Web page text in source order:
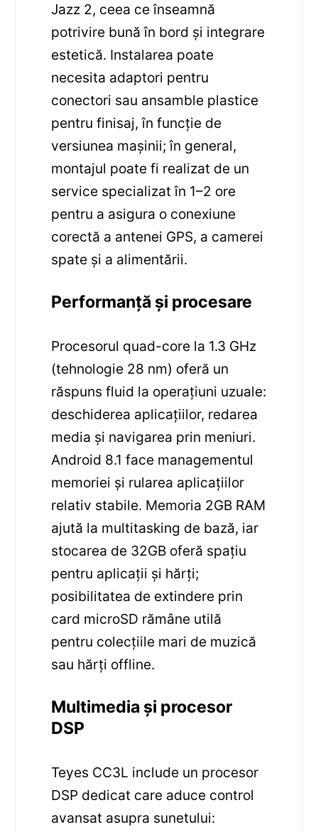
Jazz 2, ceea ce înseamnă
potrivire bună în bord și integrare
estetică. Instalarea poate
necesita adaptori pentru
conectori sau ansamble plastice
pentru finisaj, în funcție de
versiunea mașinii; în general,
montajul poate fi realizat de un
service specializat în 1–2 ore
pentru a asigura o conexiune
corectă a antenei GPS, a camerei
spate și a alimentării.
Performanță și procesare
Procesorul quad-core la 1.3 GHz
(tehnologie 28 nm) oferă un
răspuns fluid la operațiuni uzuale:
deschiderea aplicațiilor, redarea
media și navigarea prin meniuri.
Android 8.1 face managementul
memoriei și rularea aplicațiilor
relativ stabile. Memoria 2GB RAM
ajută la multitasking de bază, iar
stocarea de 32GB oferă spațiu
pentru aplicații și hărți;
posibilitatea de extindere prin
card microSD rămâne utilă
pentru colecțiile mari de muzică
sau hărți offline.
Multimedia și procesor
DSP
Teyes CC3L include un procesor
DSP dedicat care aduce control
avansat asupra sunetului: